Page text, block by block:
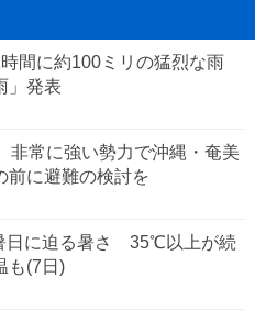
時間に約100ミリの猛烈な雨
」発表
常に強い勢力で沖縄・奄美
に避難の検討を
日に迫る暑さ 35℃以上が続
も(7日)